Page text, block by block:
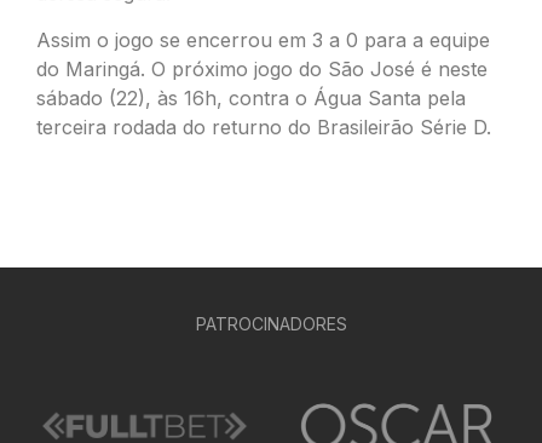
Assim o jogo se encerrou em 3 a 0 para a equipe
do Maringá. O próximo jogo do São José é neste
sábado (22), às 16h, contra o Água Santa pela
terceira rodada do returno do Brasileirão Série D.
PATROCINADORES